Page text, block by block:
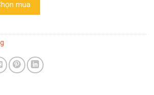
mua